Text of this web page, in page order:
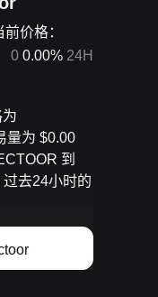
前价格：
0 0.00% 24H
量为 $0.00
到
去24小时的